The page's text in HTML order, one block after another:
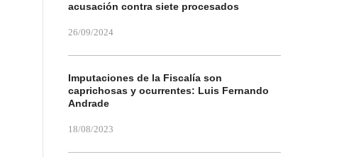
acusación contra siete procesados
26/09/2024
Imputaciones de la Fiscalía son
caprichosas y ocurrentes: Luis Fernando
Andrade
18/08/2023